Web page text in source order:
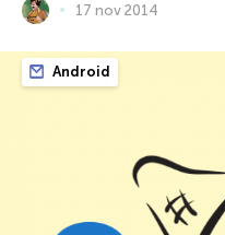
17 nov 2014
Android